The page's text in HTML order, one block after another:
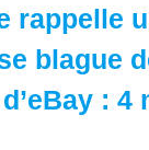
rappelle
blague
: